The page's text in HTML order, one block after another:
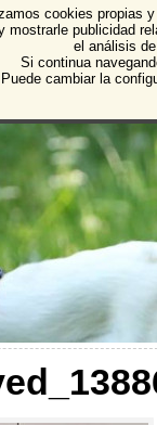
y Plantas de
cookies propias
mostrarle publicidad
el análisis
Si continua
Puede cambiar la